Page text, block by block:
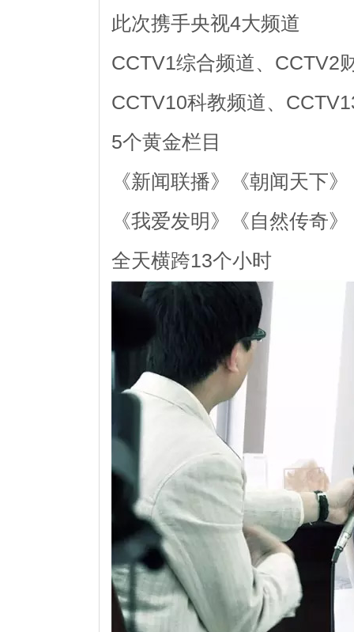
此次携手央视4大频道
CCTV1综合频道、CCTV2
CCTV10科教频道、
5个黄金栏目
《新闻联播》《朝闻天下
《我爱发明》《自然传奇》
全天横跨13个小时